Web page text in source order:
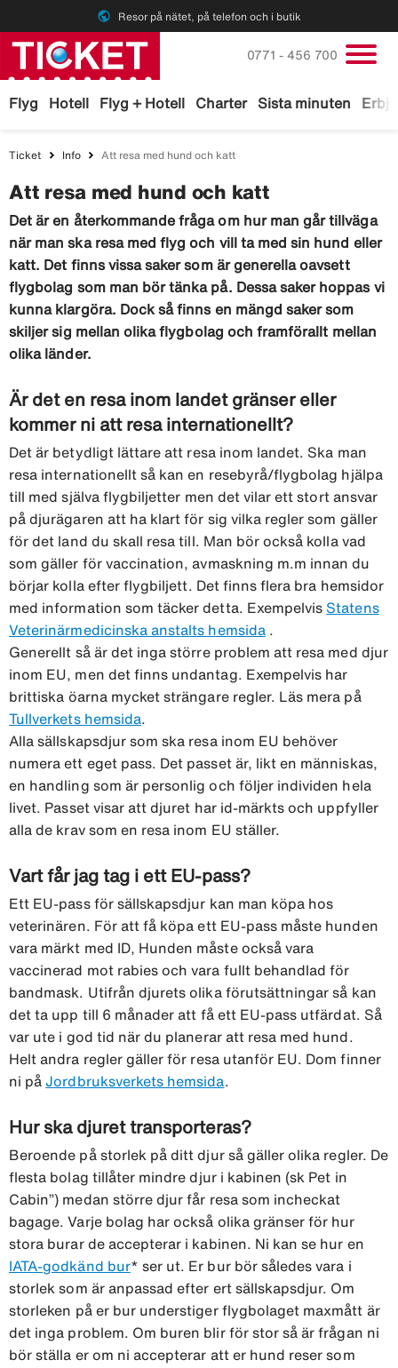
public Resor på nätet, på telefon och i butik
Flyg Hotell Flyg + Hotell Charter Sista minuten
Ring oss på
0771 - 456 700
Ticket Info Att resa med hund och katt
Att resa med hund och katt
Det är en återkommande fråga om hur man går tillväga
när man ska resa med flyg och vill ta med sin hund eller
katt. Det finns vissa saker som är generella oavsett
flygbolag som man bör tänka på. Dessa saker hoppas vi
kunna klargöra. Dock så finns en mängd saker som
skiljer sig mellan olika flygbolag och framförallt mellan
olika länder.
Är det en resa inom landet gränser eller
kommer ni att resa internationellt?
Det är betydligt lättare att resa inom landet. Ska man
resa internationellt så kan en resebyrå/flygbolag hjälpa
till med själva flygbiljetter men det vilar ett stort ansvar
på djurägaren att ha klart för sig vilka regler som gäller
för det land du skall resa till. Man bör också kolla vad
som gäller för vaccination, avmaskning m.m innan du
börjar kolla efter flygbiljett. Det finns flera bra hemsidor
med information som täcker detta. Exempelvis Statens
Veterinärmedicinska anstalts hemsida
Generellt så är det inga större problem att resa med djur
inom EU, men det finns undantag. Exempelvis har
brittiska öarna mycket strängare regler. Läs mera på
Tullverkets hemsida
Alla sällskapsdjur som ska resa inom EU behöver
numera ett eget pass. Det passet är, likt en människas,
en handling som är personlig och följer individen hela
livet. Passet visar att djuret har id-märkts och uppfyller
alla de krav som en resa inom EU ställer.
Vart får jag tag i ett EU-pass?
Ett EU-pass för sällskapsdjur kan man köpa hos
veterinären. För att få köpa ett EU-pass måste hunden
vara märkt med ID, Hunden måste också vara
vaccinerad mot rabies och vara fullt behandlad för
bandmask. Utifrån djurets olika förutsättningar så kan
det ta upp till 6 månader att få ett EU-pass utfärdat. Så
var ute i god tid när du planerar att resa med hund.
Helt andra regler gäller för resa utanför EU. Dom finner
ni påJordbruksverkets hemsida
Hur ska djuret transporteras?
Beroende på storlek på ditt djur så gäller olika regler. De
flesta bolag tillåter mindre djur i kabinen (sk Pet in
Cabin”) medan större djur får resa som incheckat
bagage. Varje bolag har också olika gränser för hur
stora burar de accepterar i kabinen. Ni kan se hur en
IATA-godkänd bur* ser ut. Er bur bör således vara i
storlek som är anpassad efter ert sällskapsdjur. Om
storleken på er bur understiger flygbolaget maxmått är
det inga problem. Om buren blir för stor så är frågan ni
bör ställa er om ni accepterar att er hund reser som